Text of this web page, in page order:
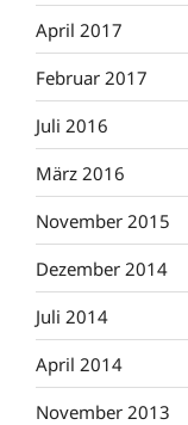
April 2017
Februar 2017
Juli 2016
März 2016
November 2015
Dezember 2014
Juli 2014
April 2014
November 2013